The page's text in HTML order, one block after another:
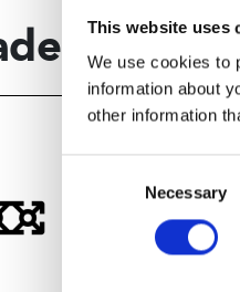
This website uses
We use cookies to
information about
other information
Necessary